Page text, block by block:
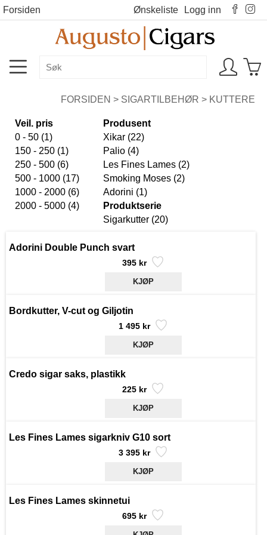
Forsiden Ønskeliste Logg inn
FORSIDEN > SIGARTILBEHØR > KUTTERE
Veil. pris
0 - 50 (1)
150 - 250 (1)
250 - 500 (6)
500 - 1000 (17)
1000 - 2000 (6)
2000 - 5000 (4)
Produsent
Xikar (22)
Palio (4)
Les Fines Lames (2)
Smoking Moses (2)
Adorini (1)
Produktserie
Sigarkutter (20)
Adorini Double Punch svart
395 kr
Bordkutter, V-cut og Giljotin
1 495 kr
Credo sigar saks, plastikk
225 kr
Les Fines Lames sigarkniv G10 sort
3 395 kr
Les Fines Lames skinnetui
695 kr